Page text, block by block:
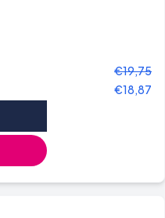
€19,75
€18,87